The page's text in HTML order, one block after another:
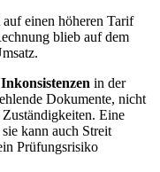
einen höheren Tarif
blieb auf dem
in der
Dokumente, nicht
Eine
kann auch Streit
Prüfungsrisiko